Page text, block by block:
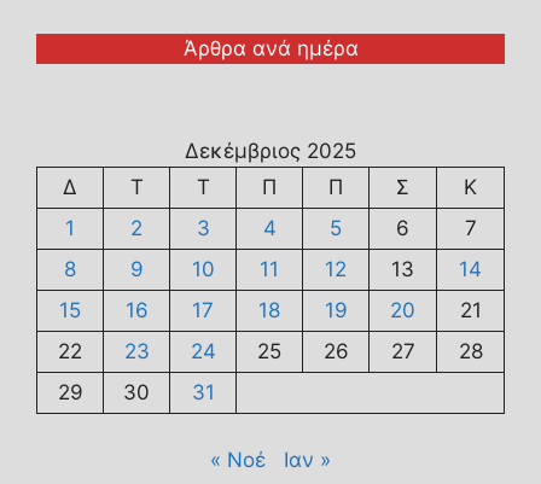
Άρθρα ανά ημέρα
Δεκέμβριος 2025
Δ
Τ Τ Π Π Σ
Κ
1
2 3 4 5 6
7
8
9 10 11 12 13
14
15
16 17 18 19 20
21
22
23 24 25 26 27
28
29
30 31
« Νοέ Ιαν »